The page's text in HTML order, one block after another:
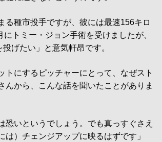
種市投手ですが、彼には最速156キロ
トミー・ジョン手術を受けましたが、
げたい」と意気軒昂です。
にするピッチャーにとって、なぜスト
んから、こんな話を聞いたことがありま
恐いというでしょう。でも真っすぐさえ
）チェンジアップに映るはずです」